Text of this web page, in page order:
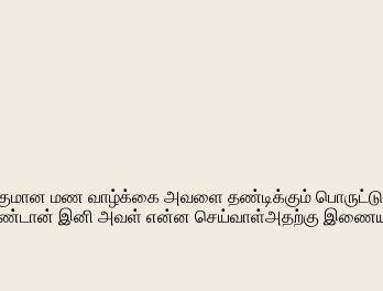
மண வாழ்க்கை அவளை தண்டிக்கும்
இனி அவள் என்ன செய்வாள்அதற்கு